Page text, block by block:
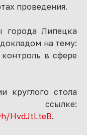
проведения.
города Липецка
на тему:
в сфере
круглого стола
HvdJtLteB.